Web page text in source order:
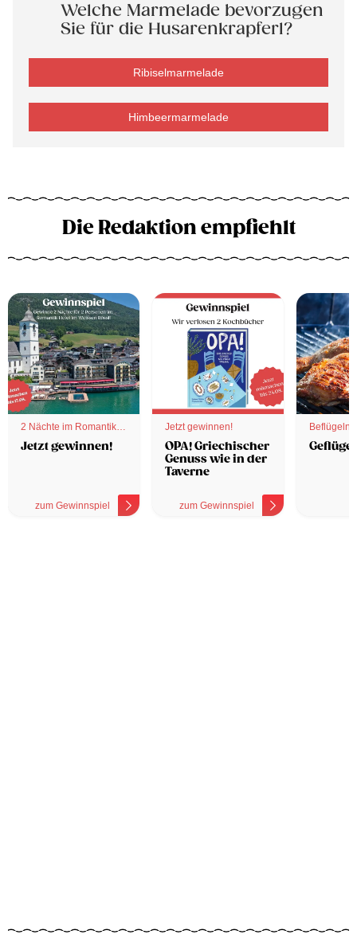
Welche Marmelade bevorzugen
Sie für die Husarenkrapferl?
Ribiselmarmelade
Himbeermarmelade
Die Redaktion empfiehlt
2 Nächte im Romantik
Hotel
Jetzt gewinnen!
zum Gewinnspiel
Jetzt gewinnen!
OPA! Griechischer
Genuss wie in der
Taverne
zum Gewinnspiel